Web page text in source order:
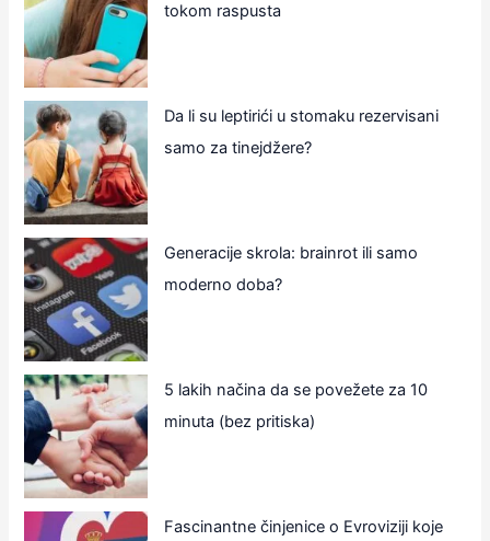
tokom raspusta
Da li su leptirići u stomaku rezervisani
samo za tinejdžere?
Generacije skrola: brainrot ili samo
moderno doba?
5 lakih načina da se povežete za 10
minuta (bez pritiska)
Fascinantne činjenice o Evroviziji koje